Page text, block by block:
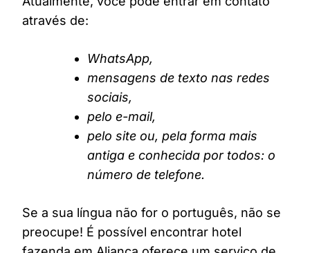
através de:
WhatsApp,
mensagens de texto nas redes
sociais,
pelo e-mail,
pelo site ou, pela forma mais
antiga e conhecida por todos: o
número de telefone.
Se a sua língua não for o português, não se
preocupe! É possível encontrar hotel